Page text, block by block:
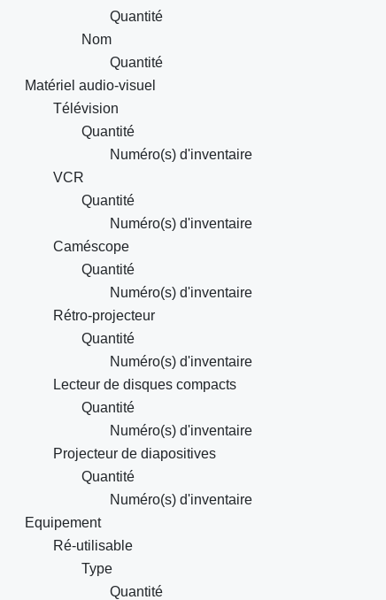
Quantité
Nom
Quantité
Matériel audio-visuel
Télévision
Quantité
Numéro(s) d'inventaire
VCR
Quantité
Numéro(s) d'inventaire
Caméscope
Quantité
Numéro(s) d'inventaire
Rétro-projecteur
Quantité
Numéro(s) d'inventaire
Lecteur de disques compacts
Quantité
Numéro(s) d'inventaire
Projecteur de diapositives
Quantité
Numéro(s) d'inventaire
Equipement
Ré-utilisable
Type
Quantité